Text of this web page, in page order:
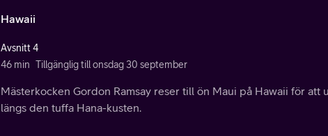
Hawaii
Avsnitt 4
46 min Tillgänglig till onsdag 30 september
Mästerkocken Gordon Ramsay reser till ön Maui på Hawaii för att
längs den tuffa Hana-kusten.